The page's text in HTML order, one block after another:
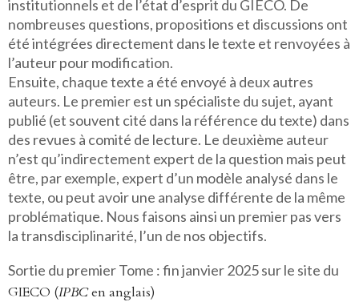
institutionnels et de l’état d’esprit du GIECO. De
nombreuses questions, propositions et discussions ont
été intégrées directement dans le texte et renvoyées à
l’auteur pour modification.
Ensuite, chaque texte a été envoyé à deux autres
auteurs. Le premier est un spécialiste du sujet, ayant
publié (et souvent cité dans la référence du texte) dans
des revues à comité de lecture. Le deuxième auteur
n’est qu’indirectement expert de la question mais peut
être, par exemple, expert d’un modèle analysé dans le
texte, ou peut avoir une analyse différente de la même
problématique. Nous faisons ainsi un premier pas vers
la transdisciplinarité, l’un de nos objectifs.
Sortie du premier Tome : fin janvier 2025 sur le site du
GIECO (IPBCen anglais)